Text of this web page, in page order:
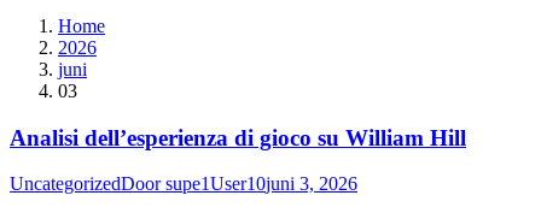
Home
2026
juni
03
Analisi dell’esperienza di gioco su William Hill
UncategorizedDoorsupe1User10juni 3, 2026